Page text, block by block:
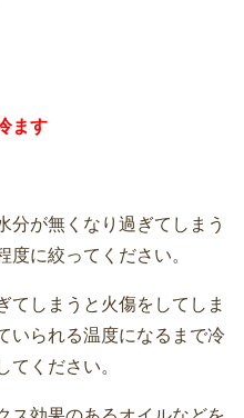
ます
分が無くなり過ぎてしまう
に絞ってください。
てしまうと火傷をしてしま
いられる温度になるまで冷
てください。